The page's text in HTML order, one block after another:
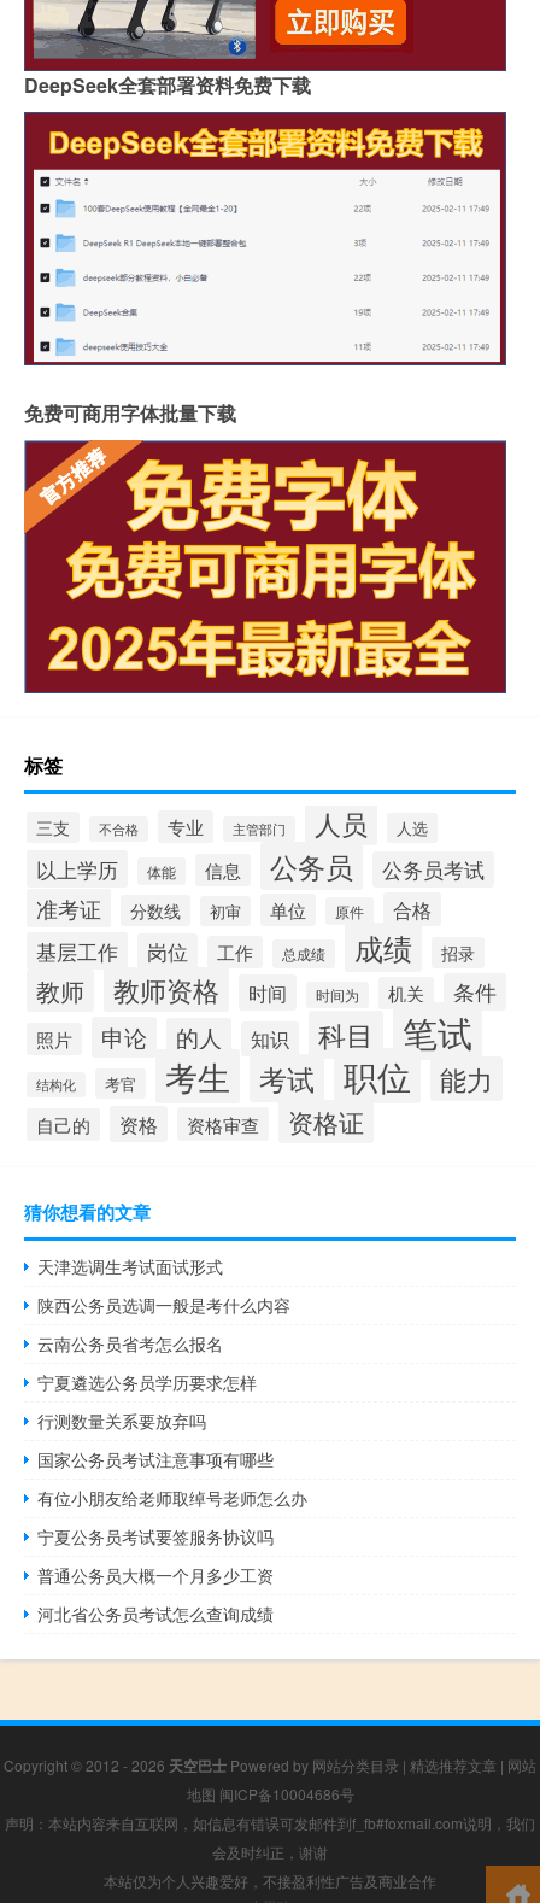
DeepSeek全套部署资料免费下载
免费可商用字体批量下载
标签
三支 不合格 专业 主管部门 人员 人选
以上学历 体能 信息 公务员 公务员考试
准考证 分数线 初审 单位 原件 合格
基层工作 岗位 工作 总成绩 成绩 招录
教师 教师资格 时间 时间为 机关 条件
照片 申论 的人 知识 科目 笔试
结构化 考官 考生 考试 职位 能力
自己的 资格 资格审查 资格证
猜你想看的文章
天津选调生考试面试形式
陕西公务员选调一般是考什么内容
云南公务员省考怎么报名
宁夏遴选公务员学历要求怎样
行测数量关系要放弃吗
国家公务员考试注意事项有哪些
有位小朋友给老师取绰号老师怎么办
宁夏公务员考试要签服务协议吗
普通公务员大概一个月多少工资
河北省公务员考试怎么查询成绩
Copyright © 2012 - 2026 天空巴士 Powered by 网站分类目录 | 精选推荐文章 | 网站
地图 闽ICP备10004686号
声明：本站内容来自互联网，如信息有错误可发邮件到f_fb#foxmail.com说明，我们
会及时纠正，谢谢
本站仅为个人兴趣爱好，不接盈利性广告及商业合作